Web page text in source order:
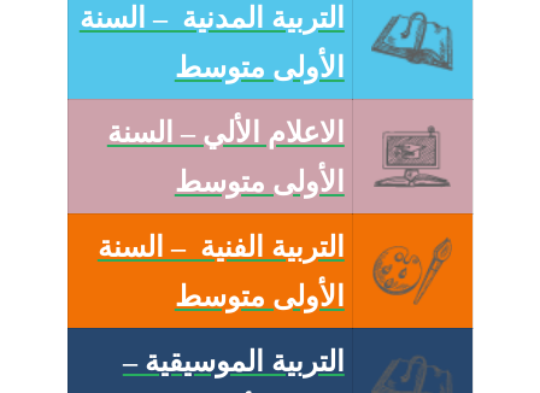
التربية المدنية – السنة
الأولى متوسط
الاعلام الألي – السنة
الأولى متوسط
التربية الفنية – السنة
الأولى متوسط
التربية الموسيقية –